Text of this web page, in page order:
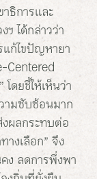
าธิการและ
ได้กล่าวว่า
ก้ไขปัญหายา
Centered
ดยชี้ให้เห็นว่า
มซับซ้อนมาก
ผลกระทบต่อ
งเลือก” จึง
ง ลดการพึ่งพา